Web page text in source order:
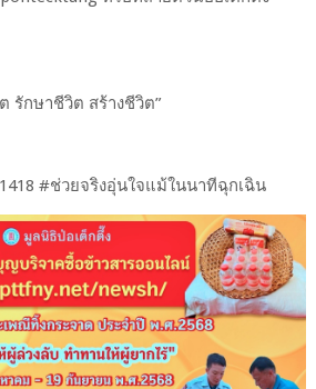
รักษาชีวิต สร้างชีวิต”
#ช่วยจริงอุ่นใจแม้ในนาทีฉุกเฉิน